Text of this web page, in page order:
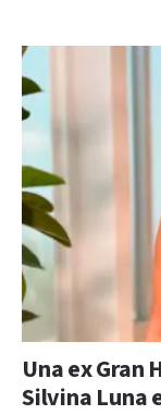
Una ex Gran
Silvina Luna